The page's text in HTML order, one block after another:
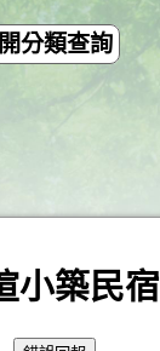
開分類查詢
小築民宿